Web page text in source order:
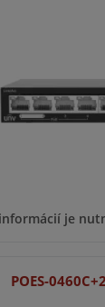
je
POES-